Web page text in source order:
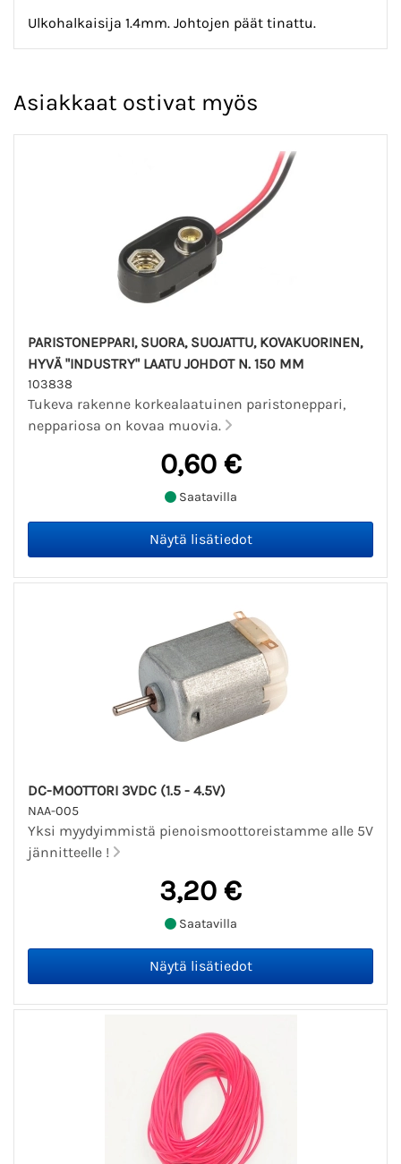
Ulkohalkaisija 1.4mm. Johtojen päät tinattu.
Asiakkaat ostivat myös
PARISTONEPPARI, SUORA, SUOJATTU, KOVAKUORINEN,
HYVÄ "INDUSTRY" LAATU JOHDOT N. 150 MM
103838
Tukeva rakenne korkealaatuinen paristoneppari,
neppariosa on kovaa muovia.
0,60 €
Saatavilla
DC-MOOTTORI 3VDC (1.5 - 4.5V)
NAA-005
Yksi myydyimmistä pienoismoottoreistamme alle 5V
jännitteelle !
3,20 €
Saatavilla